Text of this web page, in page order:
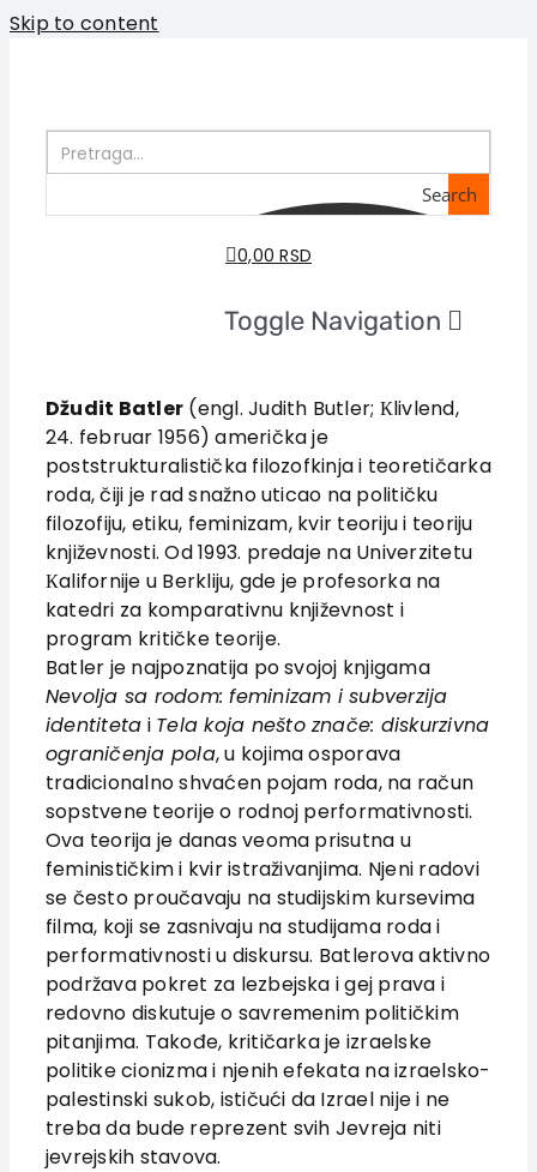
Skip to content
Search
0,00 RSD
Toggle Navigation
About us
Books
In preparation
Sale
Authors
News
EU PROJECTS
Contact
Džudit Batler (engl. Judith Butler; Кlivlend,
24. februar 1956) američka je
poststrukturalistička filozofkinja i teoretičarka
roda, čiji je rad snažno uticao na političku
filozofiju, etiku, feminizam, kvir teoriju i teoriju
književnosti. Od 1993. predaje na Univerzitetu
Кalifornije u Berkliju, gde je profesorka na
katedri za komparativnu književnost i
program kritičke teorije.
Batler je najpoznatija po svojoj knjigama
Nevolja sa rodom: feminizam i subverzija
identiteta i Tela koja nešto znače: diskurzivna
ograničenja pola, u kojima osporava
tradicionalno shvaćen pojam roda, na račun
sopstvene teorije o rodnoj performativnosti.
Ova teorija je danas veoma prisutna u
feminističkim i kvir istraživanjima. Njeni radovi
se često proučavaju na studijskim kursevima
filma, koji se zasnivaju na studijama roda i
performativnosti u diskursu. Batlerova aktivno
podržava pokret za lezbejska i gej prava i
redovno diskutuje o savremenim političkim
pitanjima. Takođe, kritičarka je izraelske
politike cionizma i njenih efekata na izraelsko-
palestinski sukob, ističući da Izrael nije i ne
treba da bude reprezent svih Jevreja niti
jevrejskih stavova.